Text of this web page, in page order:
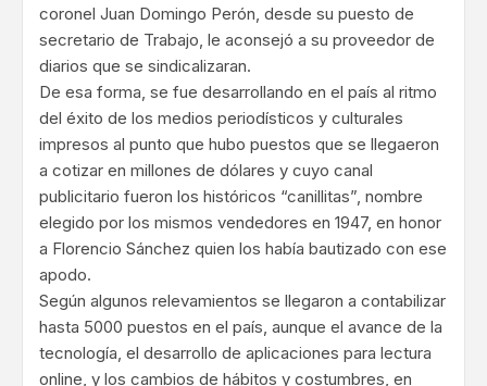
coronel Juan Domingo Perón, desde su puesto de
secretario de Trabajo, le aconsejó a su proveedor de
diarios que se sindicalizaran.
De esa forma, se fue desarrollando en el país al ritmo
del éxito de los medios periodísticos y culturales
impresos al punto que hubo puestos que se llegaeron
a cotizar en millones de dólares y cuyo canal
publicitario fueron los históricos “canillitas”, nombre
elegido por los mismos vendedores en 1947, en honor
a Florencio Sánchez quien los había bautizado con ese
apodo.
Según algunos relevamientos se llegaron a contabilizar
hasta 5000 puestos en el país, aunque el avance de la
tecnología, el desarrollo de aplicaciones para lectura
online, y los cambios de hábitos y costumbres, en